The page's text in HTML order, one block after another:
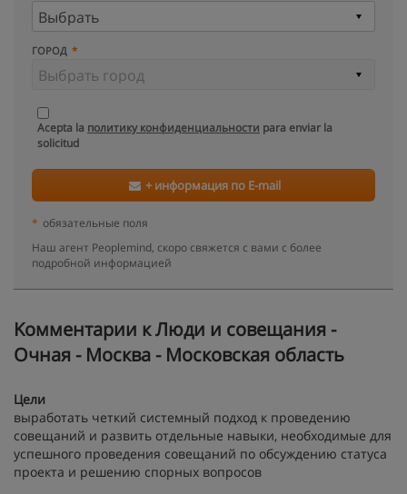
ГОРОД
Acepta la политику конфиденциальности para enviar la
solicitud
+ информация по E-mail
* обязательные поля
Наш агент Peoplemind, скоро свяжется с вами с более
подробной информацией
Kомментарии к Люди и совещания -
Очная - Москва - Московская область
Цели
выработать четкий системный подход к проведению
совещаний и развить отдельные навыки, необходимые для
успешного проведения совещаний по обсуждению статуса
проекта и решению спорных вопросов